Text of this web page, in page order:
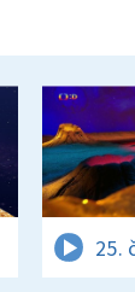
25.